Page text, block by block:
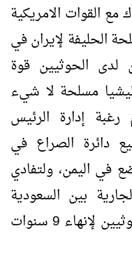
مع القوات الامريكية
الحليفة لإيران في
لدى الحوثيين قوة
مسلحة لا شيء
رغبة إدارة الرئيس
دائرة الصراع في
في اليمن، ولتفادي
بين السعودية
والحكومة اليمنية الشرعية والحوثيين لإنهاء 9 سنوات